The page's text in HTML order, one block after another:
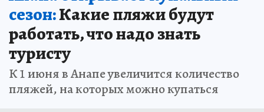
сезон:Какие пляжи будут
работать, что надо знать
туристу
К 1 июня в Анапе увеличится количество
пляжей, на которых можно купаться